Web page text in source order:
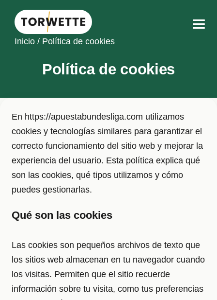
Inicio / Política de cookies
Política de cookies
En https://apuestabundesliga.com utilizamos
cookies y tecnologías similares para garantizar el
correcto funcionamiento del sitio web y mejorar la
experiencia del usuario. Esta política explica qué
son las cookies, qué tipos utilizamos y cómo
puedes gestionarlas.
Qué son las cookies
Las cookies son pequeños archivos de texto que
los sitios web almacenan en tu navegador cuando
los visitas. Permiten que el sitio recuerde
información sobre tu visita, como tus preferencias